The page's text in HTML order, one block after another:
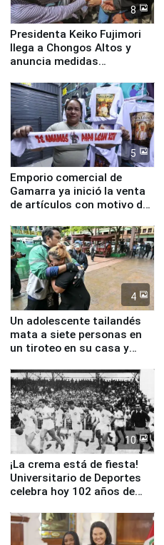
8
Presidenta Keiko Fujimori
llega a Chongos Altos y
anuncia medidas
educación, salud y empleo
5
Emporio comercial de
Gamarra ya inició la venta
de artículos con motivo de
4
Un adolescente tailandés
mata a siete personas en
un tiroteo en su casa y
10
¡La crema está de fiesta!
Universitario de Deportes
celebra hoy 102 años de